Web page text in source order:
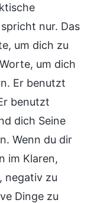
nur. Das
um dich zu
um dich
Er benutzt
benutzt
dich Seine
Wenn du dir
im Klaren,
negativ zu
Dinge zu